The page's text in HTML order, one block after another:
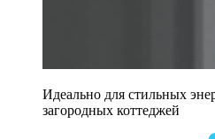
Идеально для стильных
загородных коттеджей